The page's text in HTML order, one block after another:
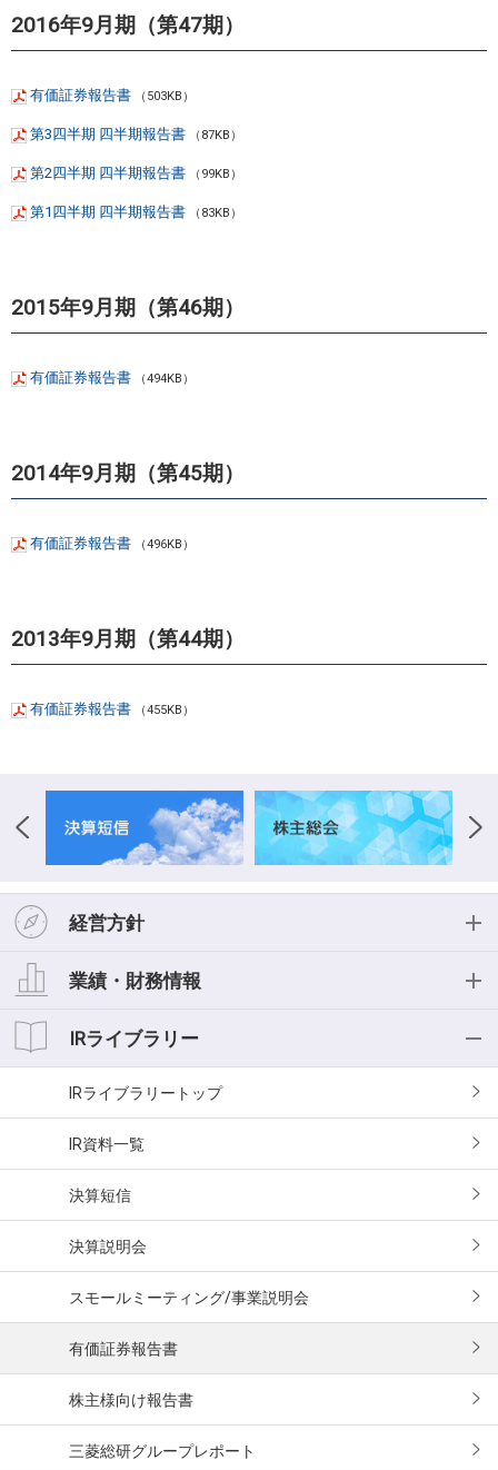
経営方針
経営方針
投資家の皆様へ
業績・財務情報
業績・財務情報
業績ハイライト
おもな経営指標
キャッシュフロー
セグメント情報
IRライブラリー
IRライブラリー
IR資料一覧
決算短信
決算説明会
スモールミーティング/事業説明会
有価証券報告書
株主様向け報告書
三菱総研グループレポート
2016年9月期（第47期）
有価証券報告書 （503KB）
第3四半期 四半期報告書 （87KB）
第2四半期 四半期報告書 （99KB）
第1四半期 四半期報告書 （83KB）
2015年9月期（第46期）
有価証券報告書 （494KB）
2014年9月期（第45期）
有価証券報告書 （496KB）
2013年9月期（第44期）
有価証券報告書 （455KB）